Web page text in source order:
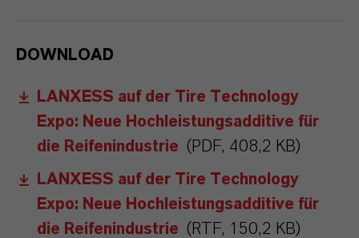
DOWNLOAD
LANXESS auf der Tire Technology
Expo: Neue Hochleistungsadditive für
die Reifenindustrie (PDF, 408,2 KB)
LANXESS auf der Tire Technology
Expo: Neue Hochleistungsadditive für
die Reifenindustrie (RTF, 150,2 KB)